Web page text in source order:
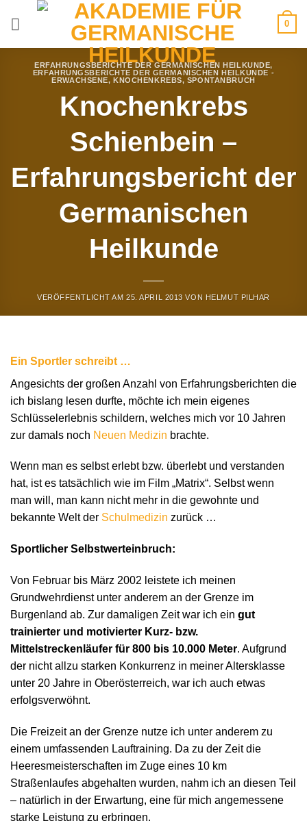
0
ERFAHRUNGSBERICHTE DER GERMANISCHEN HEILKUNDE,
ERFAHRUNGSBERICHTE DER GERMANISCHEN HEILKUNDE -
ERWACHSENE,KNOCHENKREBS, SPONTANBRUCH
Knochenkrebs
Schienbein –
Erfahrungsbericht der
Germanischen
Heilkunde
VERÖFFENTLICHT AM25. APRIL 2013 VON HELMUT PILHAR
Ein Sportler schreibt …
Angesichts der großen Anzahl von Erfahrungsberichten die
ich bislang lesen durfte, möchte ich mein eigenes
Schlüsselerlebnis schildern, welches mich vor 10 Jahren
zur damals noch Neuen Medizin brachte.
Wenn man es selbst erlebt bzw. überlebt und verstanden
hat, ist es tatsächlich wie im Film „Matrix“. Selbst wenn
man will, man kann nicht mehr in die gewohnte und
bekannte Welt der Schulmedizin zurück …
Sportlicher Selbstwerteinbruch:
Von Februar bis März 2002 leistete ich meinen
Grundwehrdienst unter anderem an der Grenze im
Burgenland ab. Zur damaligen Zeit war ich ein gut
trainierter und motivierter Kurz- bzw.
Mittelstreckenläufer für 800 bis 10.000 Meter. Aufgrund
der nicht allzu starken Konkurrenz in meiner Altersklasse
unter 20 Jahre in Oberösterreich, war ich auch etwas
erfolgsverwöhnt.
Die Freizeit an der Grenze nutze ich unter anderem zu
einem umfassenden Lauftraining. Da zu der Zeit die
Heeresmeisterschaften im Zuge eines 10 km
Straßenlaufes abgehalten wurden, nahm ich an diesen Teil
– natürlich in der Erwartung, eine für mich angemessene
starke Leistung zu erbringen.